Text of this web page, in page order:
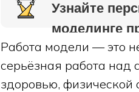
Узнайте
моделинге
Работа модели — это
серьёзная работа над
здоровью, физической